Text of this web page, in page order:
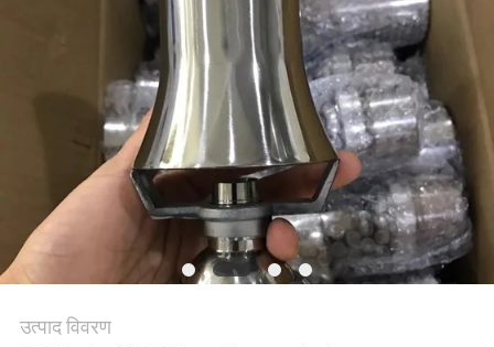
PRIVACY
POLICY
उत्पाद विवरण